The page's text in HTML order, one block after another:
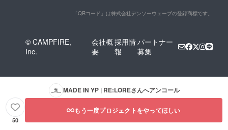
「QRコード」は株式会社デンソーウェーブの登録商標です。
© CAMPFIRE,
Inc.
会社概
要
採用情
報
パートナー
募集
MADE IN YP | RE:LOREさんへアンコール
50
もう一度プロジェクトをやってほしい